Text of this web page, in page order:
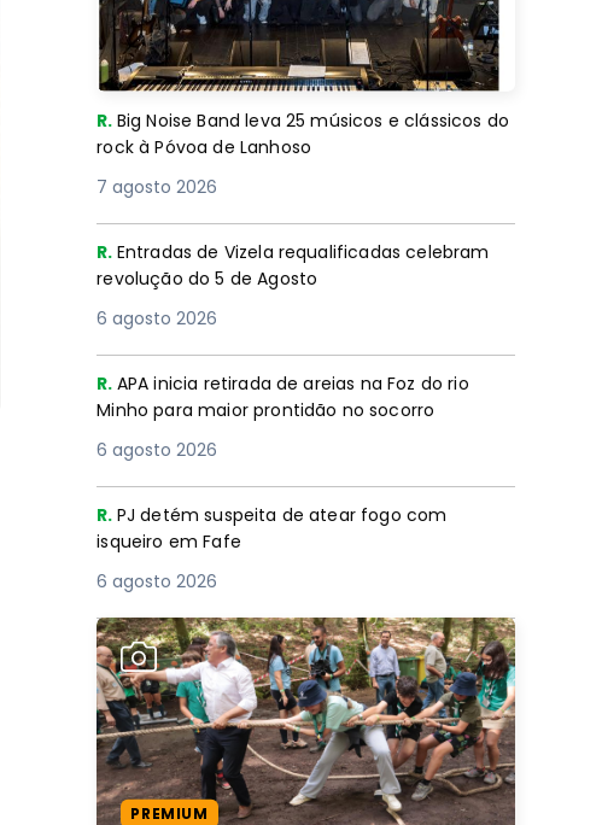
R. Big Noise Band leva 25 músicos e clássicos do
rock à Póvoa de Lanhoso
7 agosto 2026
R. Entradas de Vizela requalificadas celebram
revolução do 5 de Agosto
6 agosto 2026
R. APA inicia retirada de areias na Foz do rio
Minho para maior prontidão no socorro
6 agosto 2026
R. PJ detém suspeita de atear fogo com
isqueiro em Fafe
6 agosto 2026
PREMIUM